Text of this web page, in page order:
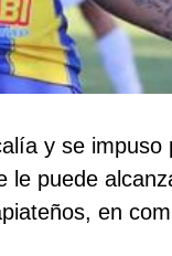
y se
puede
en